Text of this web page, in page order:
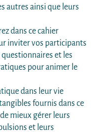
autres ainsi que leurs
dans ce cahier
inviter vos participants
et les
pour animer le
dans leur vie
fournis dans ce
mieux gérer leurs
et leurs